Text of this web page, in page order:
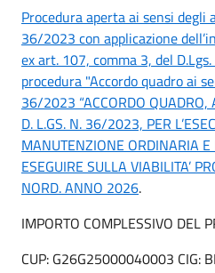
Procedura aperta ai sensi degli
36/2023 con applicazione
ex art. 107, comma 3, del
procedura "Accordo quadro ai
36/2023 “ACCORDO QUADRO,
D. L.GS. N. 36/2023, PER
MANUTENZIONE ORDINARIA
ESEGUIRE SULLA VIABILITA’
NORD. ANNO 2026.
IMPORTO COMPLESSIVO DEL
CUP: G26G25000040003 CIG: